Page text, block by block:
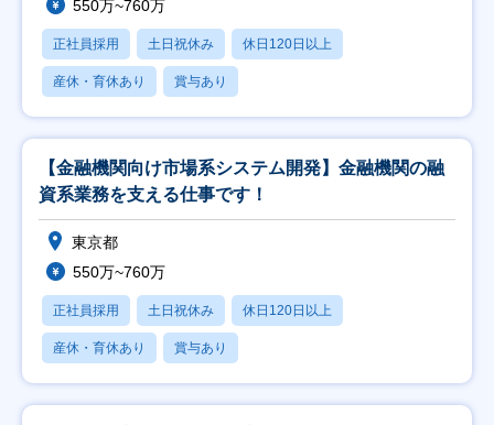
550万~760万
正社員採用 土日祝休み 休日120日以上
産休・育休あり 賞与あり
【金融機関向け市場系システム開発】金融機関の融
資系業務を支える仕事です！
東京都
550万~760万
正社員採用 土日祝休み 休日120日以上
産休・育休あり 賞与あり